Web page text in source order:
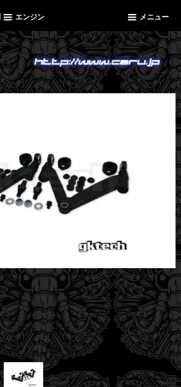
エンジン メニュー